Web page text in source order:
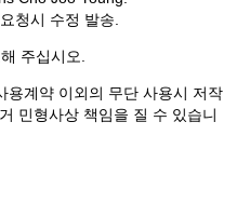
청시 수정 발송.
주십시오.
용계약 이외의 무단 사용시 저작
민형사상 책임을 질 수 있습니